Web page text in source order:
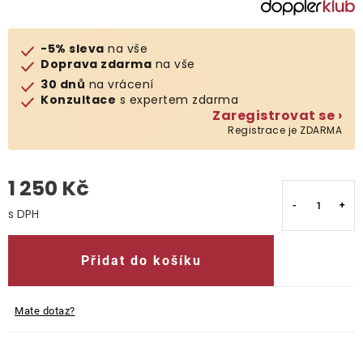
O nás
Kontakty
-5% sleva na vše
Doprava zdarma na vše
30 dnů na vrácení
Konzultace s expertem zdarma
Zaregistrovat se ›
Registrace je ZDARMA
1 250 Kč
Přidat do košíku
Mate dotaz?